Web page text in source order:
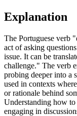
Explanation
The Portuguese verb
act of asking
issue. It can be
challenge." The verb
probing deeper into a
used in contexts
or rationale behind
Understanding how
engaging in